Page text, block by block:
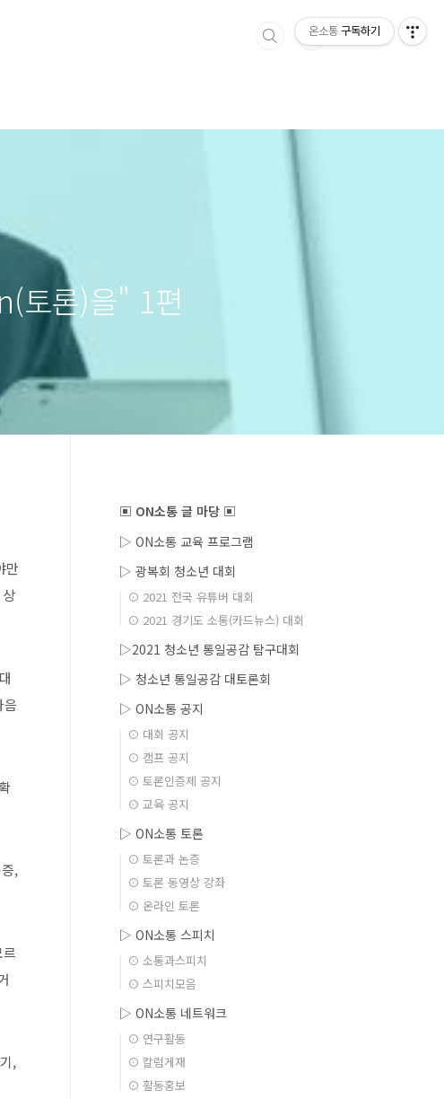
토론)을" 1편
만
음
,
,
▣ ON소통 글 마당 ▣
▷ ON소통 교육 프로그램
▷ 광복회 청소년 대회
⊙ 2021 전국 유튜버 대회
⊙ 2021 경기도 소통(카드뉴스) 대회
▷2021 청소년 통일공감 탐구대회
▷ 청소년 통일공감 대토론회
▷ ON소통 공지
⊙ 대회 공지
⊙ 캠프 공지
⊙ 토론인증제 공지
⊙ 교육 공지
▷ ON소통 토론
⊙ 토론과 논증
⊙ 토론 동영상 강좌
⊙ 온라인 토론
▷ ON소통 스피치
⊙ 소통과스피치
⊙ 스피치모음
▷ ON소통 네트워크
⊙ 연구활동
⊙ 칼럼게재
⊙ 활동홍보
온소통 구독하기